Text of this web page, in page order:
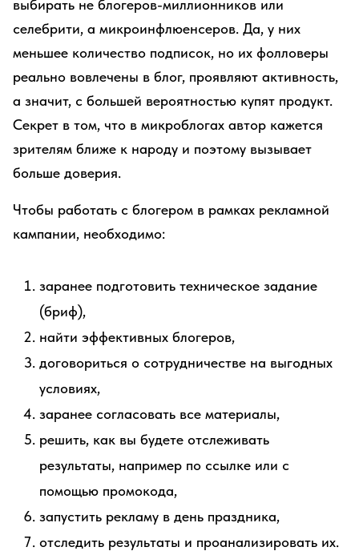
выбирать не блогеров-миллионников или
селебрити, а микроинфлюенсеров. Да, у них
меньшее количество подписок, но их фолловеры
реально вовлечены в блог, проявляют активность,
а значит, с большей вероятностью купят продукт.
Секрет в том, что в микроблогах автор кажется
зрителям ближе к народу и поэтому вызывает
больше доверия.
Чтобы работать с блогером в рамках рекламной
кампании, необходимо:
заранее подготовить техническое задание
(бриф),
найти эффективных блогеров,
договориться о сотрудничестве на выгодных
условиях,
заранее согласовать все материалы,
решить, как вы будете отслеживать
результаты, например по ссылке или с
помощью промокода,
запустить рекламу в день праздника,
отследить результаты и проанализировать их.